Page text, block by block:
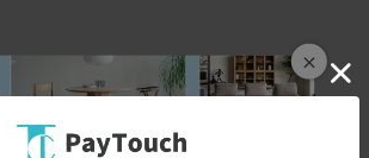
×